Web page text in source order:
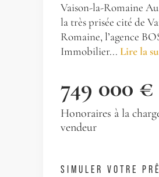
Vaison-la-Romaine
la très prisée cité de
Romaine, l’agence
Immobilier... Lire la
749 000 €
Honoraires à la
vendeur
SIMULER VOTRE